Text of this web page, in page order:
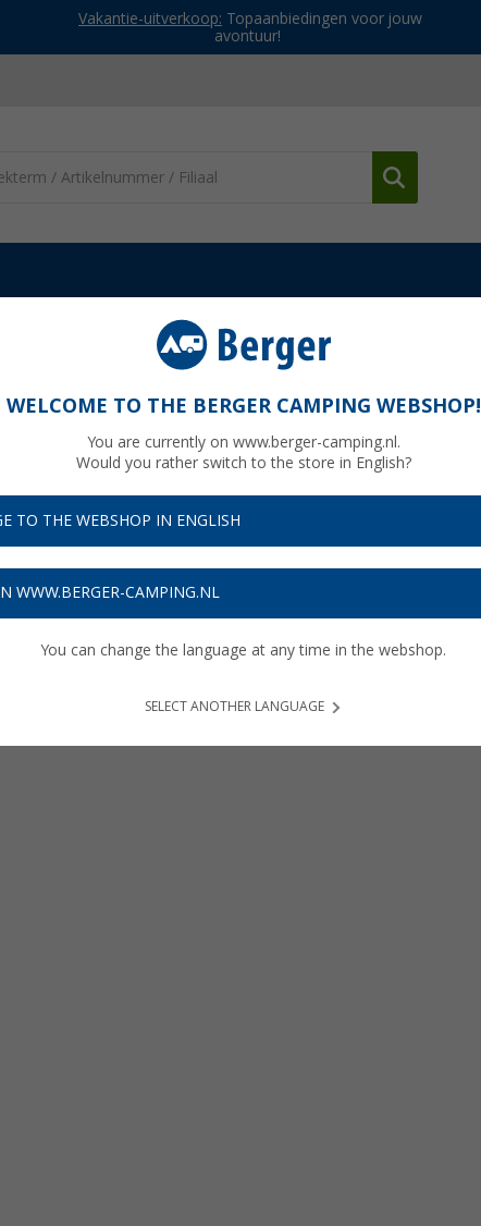
Vakantie-uitverkoop: Topaanbiedingen voor jouw
avontuur!
WELCOME TO THE BERGER CAMPING WEBSHOP!
You are currently on www.berger-camping.nl.
Would you rather switch to the store in English?
TO THE WEBSHOP IN ENGLISH
WWW.BERGER-CAMPING.NL
You can change the language at any time in the webshop.
SELECT ANOTHER LANGUAGE